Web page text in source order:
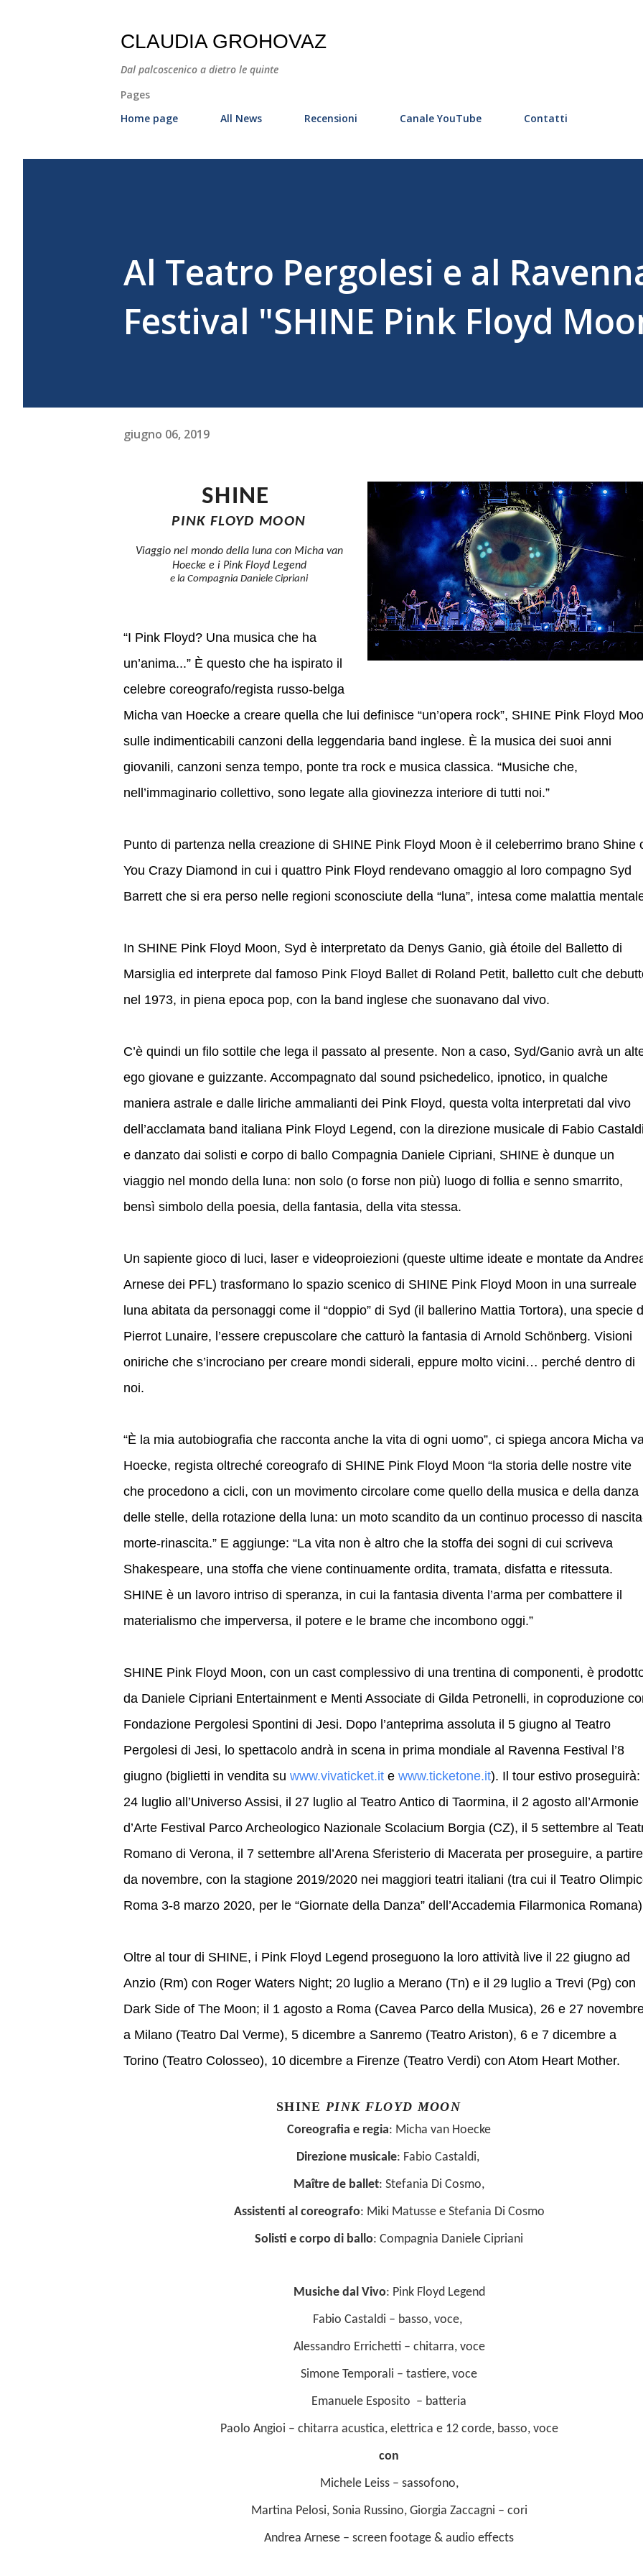
CLAUDIA GROHOVAZ
Dal palcoscenico a dietro le quinte
Pages
Home page
All News Recensioni Canale YouTube Contatti
Al Teatro Pergolesi e al
Festival "SHINE Pink Floyd
giugno 06, 2019
SHINE
PINK FLOYD MOON
Viaggio nel mondo della luna con Micha van
Hoecke e i Pink Floyd Legend
e la Compagnia Daniele Cipriani
“I Pink Floyd? Una musica che ha
un’anima...” È questo che ha ispirato il
celebre coreografo/regista russo-belga
Micha van Hoecke a creare quella che lui definisce “un’opera rock”, SHINE Pink Floyd
sulle indimenticabili canzoni della leggendaria band inglese. È la musica dei suoi anni
giovanili, canzoni senza tempo, ponte tra rock e musica classica. “Musiche che,
nell’immaginario collettivo, sono legate alla giovinezza interiore di tutti noi.”
Punto di partenza nella creazione di SHINE Pink Floyd Moon è il celeberrimo brano Shine
You Crazy Diamond in cui i quattro Pink Floyd rendevano omaggio al loro compagno Syd
Barrett che si era perso nelle regioni sconosciute della “luna”, intesa come malattia
In SHINE Pink Floyd Moon, Syd è interpretato da Denys Ganio, già étoile del Balletto di
Marsiglia ed interprete dal famoso Pink Floyd Ballet di Roland Petit, balletto cult che
nel 1973, in piena epoca pop, con la band inglese che suonavano dal vivo.
C’è quindi un filo sottile che lega il passato al presente. Non a caso, Syd/Ganio avrà un
ego giovane e guizzante. Accompagnato dal sound psichedelico, ipnotico, in qualche
maniera astrale e dalle liriche ammalianti dei Pink Floyd, questa volta interpretati dal vivo
dell’acclamata band italiana Pink Floyd Legend, con la direzione musicale di Fabio
e danzato dai solisti e corpo di ballo Compagnia Daniele Cipriani, SHINE è dunque un
viaggio nel mondo della luna: non solo (o forse non più) luogo di follia e senno smarrito,
bensì simbolo della poesia, della fantasia, della vita stessa.
Un sapiente gioco di luci, laser e videoproiezioni (queste ultime ideate e montate da
Arnese dei PFL) trasformano lo spazio scenico di SHINE Pink Floyd Moon in una surreale
luna abitata da personaggi come il “doppio” di Syd (il ballerino Mattia Tortora), una specie
Pierrot Lunaire, l’essere crepuscolare che catturò la fantasia di Arnold Schönberg. Visioni
oniriche che s’incrociano per creare mondi siderali, eppure molto vicini… perché dentro di
noi.
“È la mia autobiografia che racconta anche la vita di ogni uomo”, ci spiega ancora Micha
Hoecke, regista oltreché coreografo di SHINE Pink Floyd Moon “la storia delle nostre vite
che procedono a cicli, con un movimento circolare come quello della musica e della danza
delle stelle, della rotazione della luna: un moto scandito da un continuo processo di
morte-rinascita.” E aggiunge: “La vita non è altro che la stoffa dei sogni di cui scriveva
Shakespeare, una stoffa che viene continuamente ordita, tramata, disfatta e ritessuta.
SHINE è un lavoro intriso di speranza, in cui la fantasia diventa l’arma per combattere il
materialismo che imperversa, il potere e le brame che incombono oggi.”
SHINE Pink Floyd Moon, con un cast complessivo di una trentina di componenti, è
da Daniele Cipriani Entertainment e Menti Associate di Gilda Petronelli, in coproduzione
Fondazione Pergolesi Spontini di Jesi. Dopo l’anteprima assoluta il 5 giugno al Teatro
Pergolesi di Jesi, lo spettacolo andrà in scena in prima mondiale al Ravenna Festival l’8
giugno (biglietti in vendita su www.vivaticket.it e www.ticketone.it). Il tour estivo proseguirà:
24 luglio all’Universo Assisi, il 27 luglio al Teatro Antico di Taormina, il 2 agosto all’Armonie
d’Arte Festival Parco Archeologico Nazionale Scolacium Borgia (CZ), il 5 settembre al
Romano di Verona, il 7 settembre all’Arena Sferisterio di Macerata per proseguire, a partire
da novembre, con la stagione 2019/2020 nei maggiori teatri italiani (tra cui il Teatro
Roma 3-8 marzo 2020, per le “Giornate della Danza” dell’Accademia Filarmonica
Oltre al tour di SHINE, i Pink Floyd Legend proseguono la loro attività live il 22 giugno ad
Anzio (Rm) con Roger Waters Night; 20 luglio a Merano (Tn) e il 29 luglio a Trevi (Pg) con
Dark Side of The Moon; il 1 agosto a Roma (Cavea Parco della Musica), 26 e 27
a Milano (Teatro Dal Verme), 5 dicembre a Sanremo (Teatro Ariston), 6 e 7 dicembre a
Torino (Teatro Colosseo), 10 dicembre a Firenze (Teatro Verdi) con Atom Heart Mother.
SHINE PINK FLOYD MOON
Coreografia e regia: Micha van Hoecke
Direzione musicale: Fabio Castaldi,
Maître de ballet: Stefania Di Cosmo,
Assistenti al coreografo: Miki Matussee Stefania Di Cosmo
Solisti e corpo di ballo: Compagnia Daniele Cipriani
Musiche dal Vivo: Pink Floyd Legend
Fabio Castaldi – basso, voce,
Alessandro Errichetti – chitarra, voce
Simone Temporali – tastiere, voce
Emanuele Esposito – batteria
Paolo Angioi – chitarra acustica, elettrica e 12 corde, basso, voce
con
Michele Leiss – sassofono,
Martina Pelosi, Sonia Russino, Giorgia Zaccagni – cori
Andrea Arnese – screen footage & audio effects